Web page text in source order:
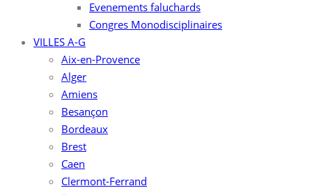
Evenements faluchards
Congres Monodisciplinaires
VILLES A-G
Aix-en-Provence
Alger
Amiens
Besançon
Bordeaux
Brest
Caen
Clermont-Ferrand